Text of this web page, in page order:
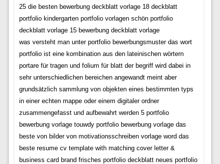
25 die besten bewerbung deckblatt vorlage 18 deckblatt
portfolio kindergarten portfolio vorlagen schön portfolio
deckblatt vorlage 15 bewerbung deckblatt vorlage
was versteht man unter portfolio bewerbungsmuster das wort
portfolio ist eine kombination aus den lateinischen wörtern
portare für tragen und folium für blatt der begriff wird dabei in
sehr unterschiedlichen bereichen angewandt meint aber
grundsätzlich sammlung von objekten eines bestimmten typs
in einer echten mappe oder einem digitaler ordner
zusammengefasst und aufbewahrt werden 5 portfolio
bewerbung vorlage touwdy portfolio bewerbung vorlage das
beste von bilder von motivationsschreiben vorlage word das
beste resume cv template with matching cover letter &
business card brand frisches portfolio deckblatt neues portfolio